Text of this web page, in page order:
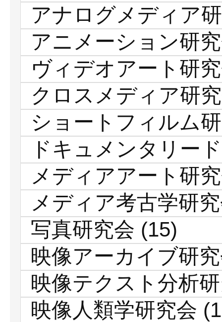
アナログメディア
アニメーション研
ヴィデオアート研
クロスメディア研
ショートフィルム
ドキュメンタリー
メディアアート研
メディア考古学研
写真研究会 (15)
映像アーカイブ研
映像テクスト分析
映像人類学研究会